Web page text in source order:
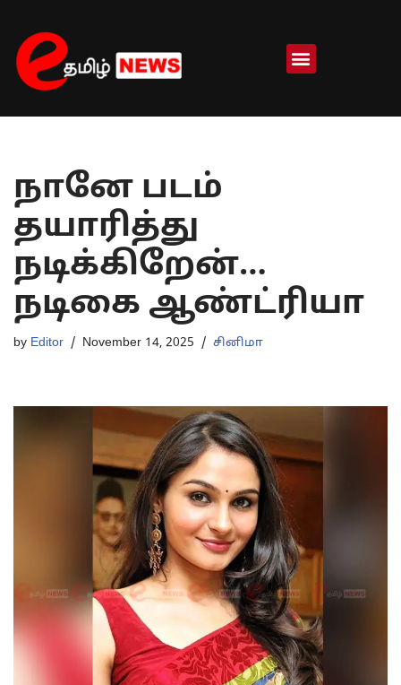
Skip
to
content
நானே படம்
தயாரித்து
நடிக்கிறேன்…
நடிகை ஆண்ட்ரியா
by Editor November 14, 2025 சினிமா